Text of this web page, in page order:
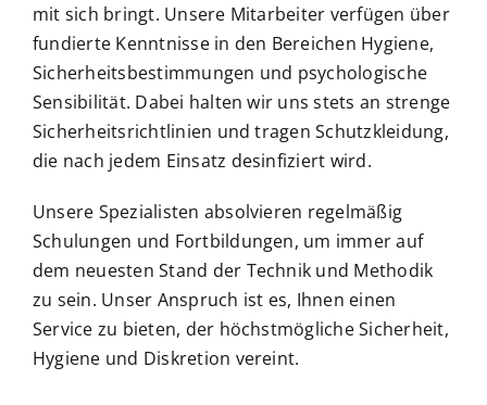
mit sich bringt. Unsere Mitarbeiter verfügen über
fundierte Kenntnisse in den Bereichen Hygiene,
Sicherheitsbestimmungen und psychologische
Sensibilität. Dabei halten wir uns stets an strenge
Sicherheitsrichtlinien und tragen Schutzkleidung,
die nach jedem Einsatz desinfiziert wird.
Unsere Spezialisten absolvieren regelmäßig
Schulungen und Fortbildungen, um immer auf
dem neuesten Stand der Technik und Methodik
zu sein. Unser Anspruch ist es, Ihnen einen
Service zu bieten, der höchstmögliche Sicherheit,
Hygiene und Diskretion vereint.